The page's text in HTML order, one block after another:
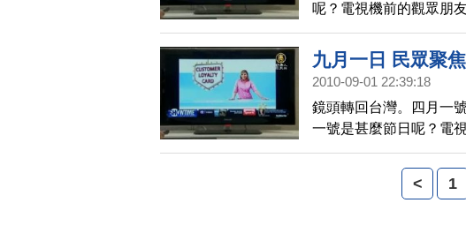
呢？電視機前的觀眾朋
九月一日 民眾聚
2010-09-01 22:39:18
鏡頭轉回台灣。四月一
一號是甚麼節日呢？電
< 1